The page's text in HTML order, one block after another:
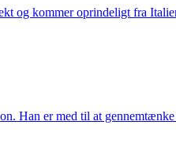
og kommer oprindeligt fra
Han er med til at